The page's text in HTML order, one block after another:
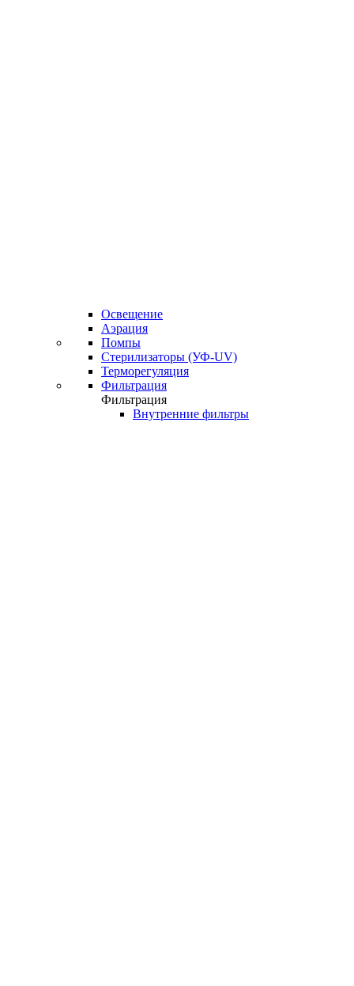
Освещение
Аэрация
Помпы
Стерилизаторы (УФ-UV)
Терморегуляция
Фильтрация
Фильтрация
Внутренние фильтры